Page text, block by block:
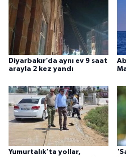
Diyarbakır’da aynı ev 9 saat
arayla 2 kez yandı
Yumurtalık’ta yollar,